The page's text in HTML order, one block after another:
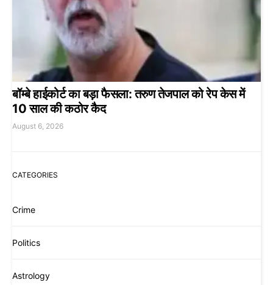
बॉम्बे हाईकोर्ट का बड़ा फैसला: तरुण तेजपाल को रेप केस में
10 साल की कठोर कैद
August 6, 2026
CATEGORIES
Crime
Politics
Astrology